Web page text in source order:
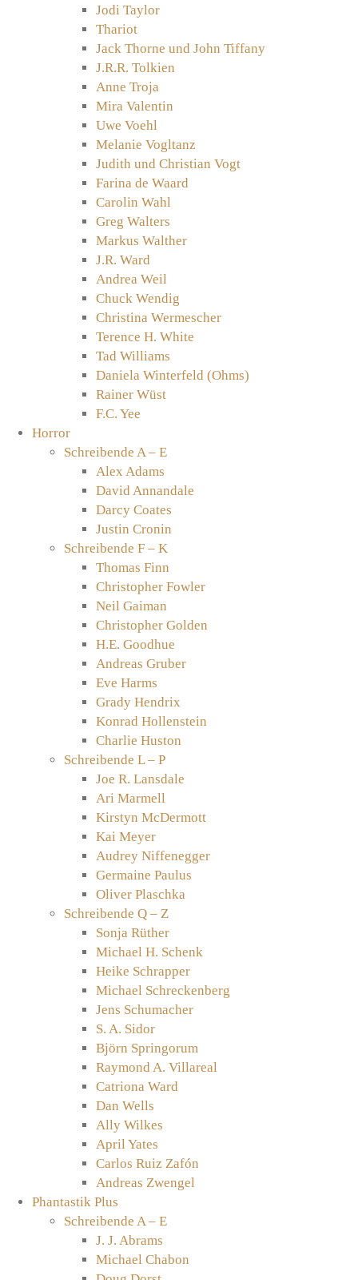
Jodi Taylor
Thariot
Jack Thorne und John Tiffany
J.R.R. Tolkien
Anne Troja
Mira Valentin
Uwe Voehl
Melanie Vogltanz
Judith und Christian Vogt
Farina de Waard
Carolin Wahl
Greg Walters
Markus Walther
J.R. Ward
Andrea Weil
Chuck Wendig
Christina Wermescher
Terence H. White
Tad Williams
Daniela Winterfeld (Ohms)
Rainer Wüst
F.C. Yee
Horror
Schreibende A – E
Alex Adams
David Annandale
Darcy Coates
Justin Cronin
Schreibende F – K
Thomas Finn
Christopher Fowler
Neil Gaiman
Christopher Golden
H.E. Goodhue
Andreas Gruber
Eve Harms
Grady Hendrix
Konrad Hollenstein
Charlie Huston
Schreibende L – P
Joe R. Lansdale
Ari Marmell
Kirstyn McDermott
Kai Meyer
Audrey Niffenegger
Germaine Paulus
Oliver Plaschka
Schreibende Q – Z
Sonja Rüther
Michael H. Schenk
Heike Schrapper
Michael Schreckenberg
Jens Schumacher
S. A. Sidor
Björn Springorum
Raymond A. Villareal
Catriona Ward
Dan Wells
Ally Wilkes
April Yates
Carlos Ruiz Zafón
Andreas Zwengel
Phantastik Plus
Schreibende A – E
J. J. Abrams
Michael Chabon